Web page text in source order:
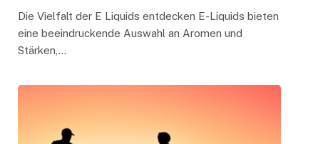
Die Vielfalt der E Liquids entdecken E-Liquids bieten
eine beeindruckende Auswahl an Aromen und
Stärken,…